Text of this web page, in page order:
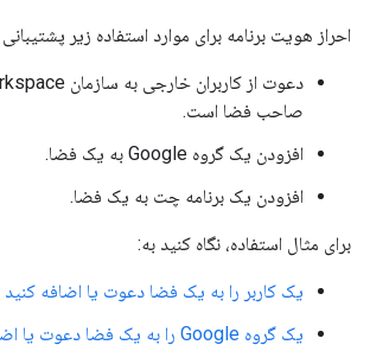
احراز هویت برنامه برای موارد استفاده زیر
صاحب فضا است.
افزودن یک گروه Google به یک فضا.
افزودن یک برنامه چت به یک فضا.
برای مثال استفاده، نگاه کنید به:
یک کاربر را به یک فضا دعوت یا اضافه کنید
یک گروه Google را به یک فضا دعوت یا اضافه کنید